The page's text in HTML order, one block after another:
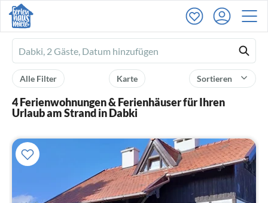
Ferienhausmiete
logo
Sortieren
Karte
Alle Filter
4 Ferienwohnungen & Ferienhäuser für Ihren
Urlaub am Strand in Dabki